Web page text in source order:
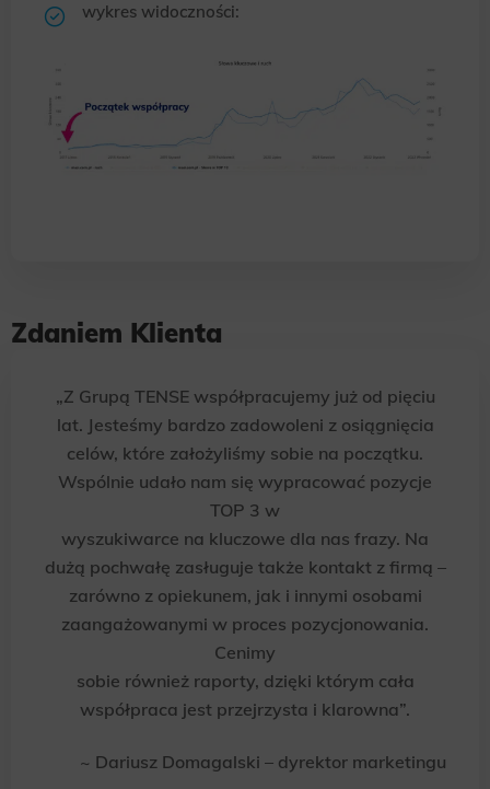
wykres widoczności:
Zdaniem Klienta
„Z Grupą TENSE współpracujemy już od pięciu
lat. Jesteśmy bardzo zadowoleni z osiągnięcia
celów, które założyliśmy sobie na początku.
Wspólnie udało nam się wypracować pozycje
TOP 3 w
wyszukiwarce na kluczowe dla nas frazy. Na
dużą pochwałę zasługuje także kontakt z firmą –
zarówno z opiekunem, jak i innymi osobami
zaangażowanymi w proces pozycjonowania.
Cenimy
sobie również raporty, dzięki którym cała
współpraca jest przejrzysta i klarowna”.
~ Dariusz Domagalski – dyrektor marketingu